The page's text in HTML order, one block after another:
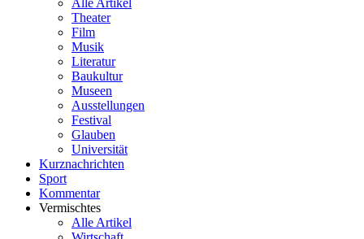
Alle Artikel
Theater
Film
Musik
Literatur
Baukultur
Museen
Ausstellungen
Festival
Glauben
Universität
Kurznachrichten
Sport
Kommentar
Vermischtes
Alle Artikel